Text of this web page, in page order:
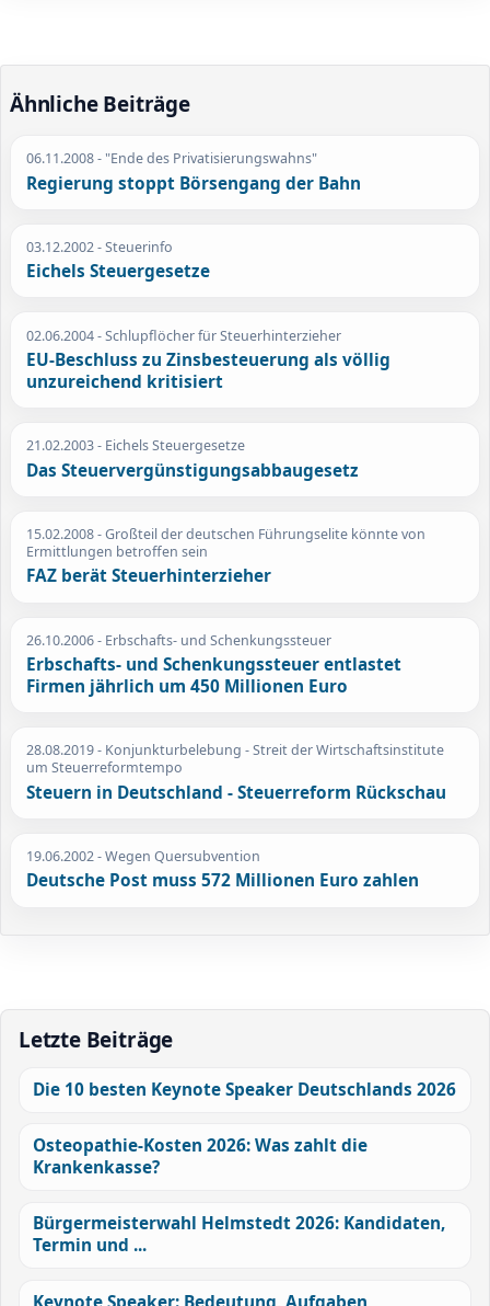
Ähnliche Beiträge
06.11.2008- "Ende des Privatisierungswahns"
Regierung stoppt Börsengang der Bahn
03.12.2002- Steuerinfo
Eichels Steuergesetze
02.06.2004- Schlupflöcher für Steuerhinterzieher
EU-Beschluss zu Zinsbesteuerung als völlig
unzureichend kritisiert
21.02.2003- Eichels Steuergesetze
Das Steuervergünstigungsabbaugesetz
15.02.2008- Großteil der deutschen Führungselite könnte von
Ermittlungen betroffen sein
FAZ berät Steuerhinterzieher
26.10.2006- Erbschafts- und Schenkungssteuer
Erbschafts- und Schenkungssteuer entlastet
Firmen jährlich um 450 Millionen Euro
28.08.2019- Konjunkturbelebung - Streit der Wirtschaftsinstitute
um Steuerreformtempo
Steuern in Deutschland - Steuerreform Rückschau
19.06.2002- Wegen Quersubvention
Deutsche Post muss 572 Millionen Euro zahlen
Letzte Beiträge
Die 10 besten Keynote Speaker Deutschlands 2026
Osteopathie-Kosten 2026: Was zahlt die
Krankenkasse?
Bürgermeisterwahl Helmstedt 2026: Kandidaten,
Termin und ...